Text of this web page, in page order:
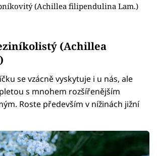
(Achillea filipendulina Lam.)
(Achillea
se vzácně vyskytuje i u nás, ale
s mnohem rozšířenějším
Roste především v nížinách jižní